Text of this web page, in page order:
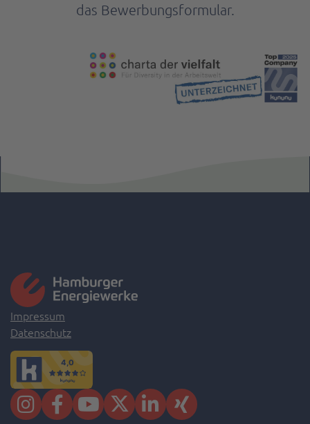
das Bewerbungsformular.
Impressum
Datenschutz